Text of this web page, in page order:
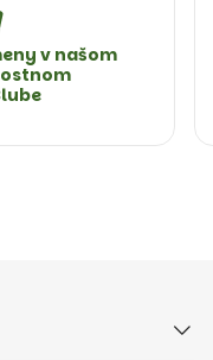
v našom